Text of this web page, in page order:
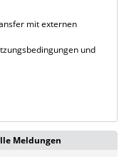
mit externen
und
Meldungen